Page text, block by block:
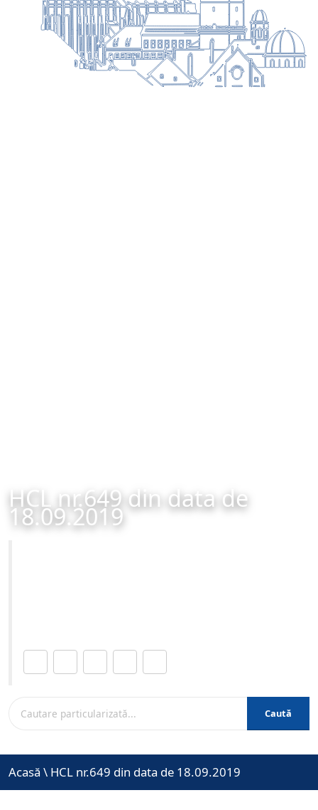
HCL nr.649 din data de
18.09.2019
Caută
Acasă \ HCL nr.649 din data de 18.09.2019